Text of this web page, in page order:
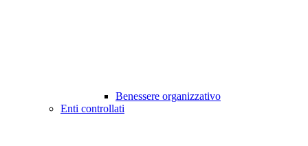
Benessere organizzativo
Enti controllati